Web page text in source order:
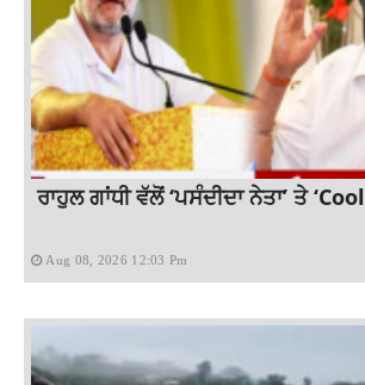
ਰਾਹੁਲ ਗਾਂਧੀ ਵੱਲੋਂ ‘ਪਸੰਦੀਦਾ ਨੇਤਾ’ ਤੇ
Aug 08, 2026 12:03 Pm